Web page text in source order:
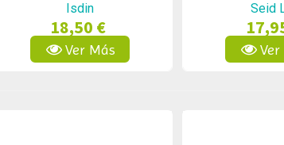
Isdin
18,50 €
Ver Más
Seid
Ver